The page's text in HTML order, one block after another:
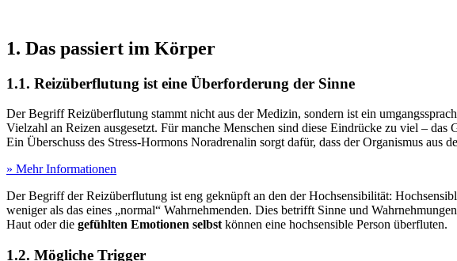
1. Das passiert im Körper
1.1. Reizüberflutung ist eine Überforderung der Sinne
Der Begriff Reizüberflutung stammt nicht aus der Medizin, sondern ist ein
Vielzahl an Reizen ausgesetzt. Für manche Menschen sind diese Eindrücke zu viel – das
Ein Überschuss des Stress-Hormons Noradrenalin sorgt dafür, dass der Organismus aus
» Mehr Informationen
Der Begriff der Reizüberflutung ist eng geknüpft an den der Hochsensibilität:
weniger als das eines „normal“ Wahrnehmenden. Dies betrifft Sinne und
Haut oder die gefühlten Emotionen selbst können eine hochsensible Person überfluten.
1.2. Mögliche Trigger